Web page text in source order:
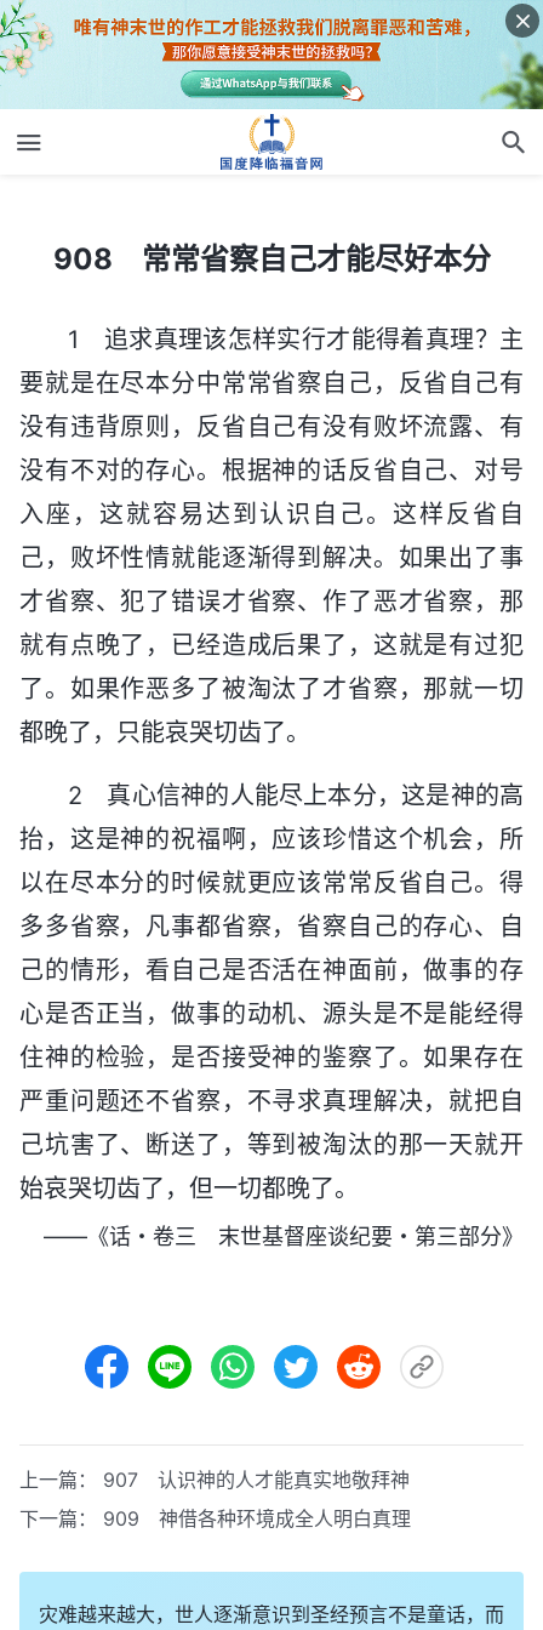
908 常常省察自己才能尽好本分
908 常常省察自己才能尽好本分
1 追求真理该怎样实行才能得着真理？主
要就是在尽本分中常常省察自己，反省自己有
没有违背原则，反省自己有没有败坏流露、有
没有不对的存心。根据神的话反省自己、对号
入座，这就容易达到认识自己。这样反省自
己，败坏性情就能逐渐得到解决。如果出了事
才省察、犯了错误才省察、作了恶才省察，那
就有点晚了，已经造成后果了，这就是有过犯
了。如果作恶多了被淘汰了才省察，那就一切
都晚了，只能哀哭切齿了。
2 真心信神的人能尽上本分，这是神的高
抬，这是神的祝福啊，应该珍惜这个机会，所
以在尽本分的时候就更应该常常反省自己。得
多多省察，凡事都省察，省察自己的存心、自
己的情形，看自己是否活在神面前，做事的存
心是否正当，做事的动机、源头是不是能经得
住神的检验，是否接受神的鉴察了。如果存在
严重问题还不省察，不寻求真理解决，就把自
己坑害了、断送了，等到被淘汰的那一天就开
始哀哭切齿了，但一切都晚了。
——《话・卷三 末世基督座谈纪要・第三部分》
上一篇： 907 认识神的人才能真实地敬拜神
下一篇： 909 神借各种环境成全人明白真理
灾难越来越大，世人逐渐意识到圣经预言不是童话，而